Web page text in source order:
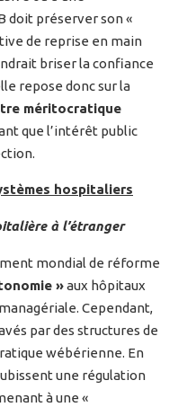
doit préserver son «
de reprise en main
briser la confiance
repose donc sur la
méritocratique
que l’intérêt public
hospitaliers
à l’étranger
mondial de réforme
»aux hôpitaux
Cependant,
par des structures de
wébérienne. En
une régulation
à une «